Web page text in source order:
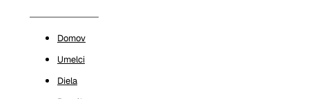
Domov
Umelci
Diela